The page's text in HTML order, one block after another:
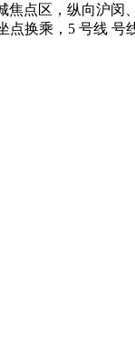
点区，纵向沪闵
换乘，5 号线 号